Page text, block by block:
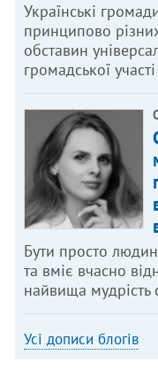
Українські
принципово
обставин
громадської
Бути просто
та вміє вчасно
найвища мудрість
Усі дописи блогів